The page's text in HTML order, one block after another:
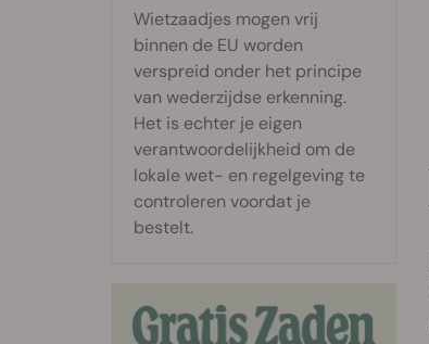
Wietzaadjes mogen vrij
binnen de EU worden
verspreid onder het principe
van wederzijdse erkenning.
Het is echter je eigen
verantwoordelijkheid om de
lokale wet- en regelgeving te
controleren voordat je
bestelt.